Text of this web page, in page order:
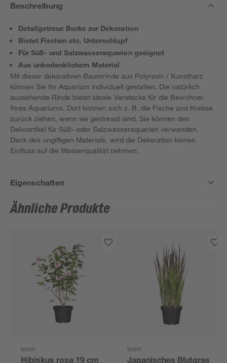
Beschreibung
Detailgetreue Borke zur Dekoration
Bietet Fischen etc. Unterschlupf
Für Süß- und Salzwasseraquarien geeignet
Aus unbedenklichem Material
Mit dieser dekorativen Baumrinde aus Polyresin / Kunstharz
können Sie Ihr Aquarium individuell gestalten. Die natürlich
aussehende Rinde bietet ideale Verstecke für die Bewohner
Ihres Aquariums. Dort können sich z. B. die Fische und Krebse
zurück ziehen, wenn sie gestresst sind. Sie können den
Dekoartikel für Süß- oder Salzwasseraquarien verwenden.
Dank des ungiftigen Materials, wird die Dekoration keinen
Einfluss auf die Wasserqualität nehmen.
Eigenschaften
Ähnliche Produkte
toom toom